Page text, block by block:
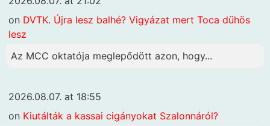
on DVTK. Újra lesz balhé? Vigyázat mert Toca dühös
lesz
Az MCC oktatója meglepődött azon, hogy...
2026.08.07. at 18:55
on Kiutálták a kassai cigányokat Szalonnáról?